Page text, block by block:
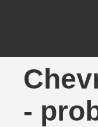
-